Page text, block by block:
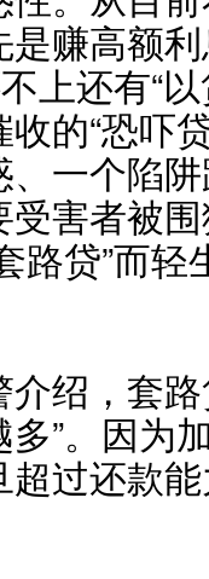
赚高额
上还有“
收的“恐
一个陷
害者被
路贷”而
，套路
”。因为
过还款